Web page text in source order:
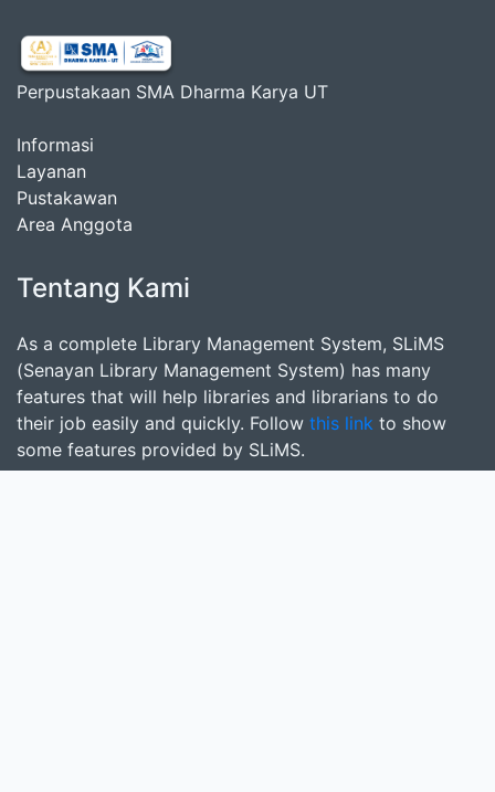
Perpustakaan SMA Dharma Karya UT
Informasi
Layanan
Pustakawan
Area Anggota
Tentang Kami
As a complete Library Management System, SLiMS
(Senayan Library Management System) has many
features that will help libraries and librarians to do
their job easily and quickly. Follow this link to show
some features provided by SLiMS.